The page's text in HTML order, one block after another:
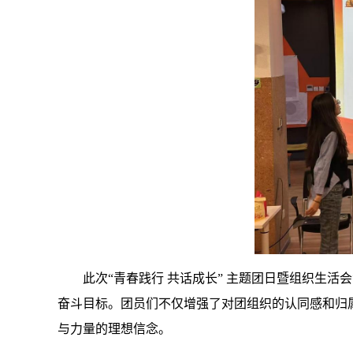
此次“青春践行 共话成长” 主题团日暨组织生活
奋斗目标。团员们不仅增强了对团组织的认同感和
与力量的理想信念。